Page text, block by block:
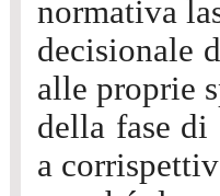
normativa
decisionale
alle proprie
della fase
a